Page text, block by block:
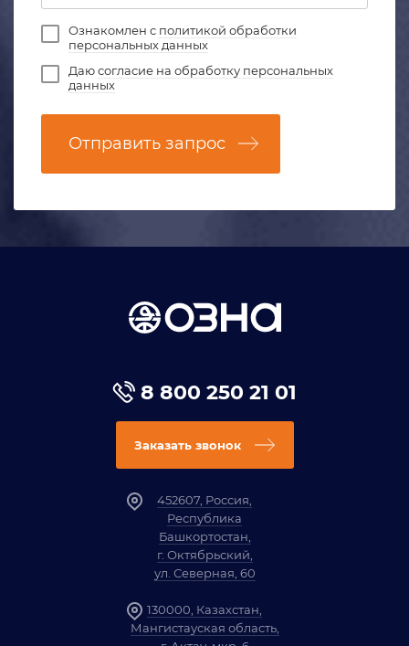
Ознакомлен с политикой обработки
персональных данных
Даюсогласие на обработку персональных
данных
Отправить запрос
8 800 250 21 01
Заказать звонок
452607, Россия,
Республика
Башкортостан,
г. Октябрьский,
ул. Северная, 60
130000, Казахстан,
Мангистауская область,